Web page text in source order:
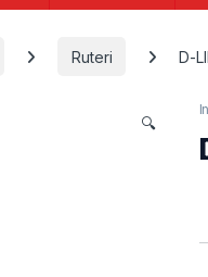
Ruteri D-
🔍